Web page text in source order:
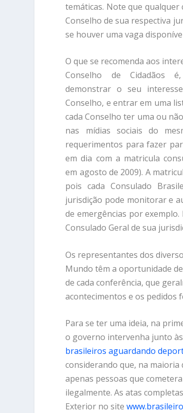
temáticas. Note que
Conselho de sua respectiva
se houver uma vaga
O que se recomenda aos
Conselho de Cidadãos
demonstrar o seu
Conselho, e entrar em uma
cada Conselho ter uma ou
nas mídias sociais do
requerimentos para fazer
em dia com a matricula
em agosto de 2009). A
pois cada Consulado
jurisdição pode monitorar e
de emergências por
Consulado Geral de sua
Os representantes dos
Mundo têm a oportunidade
de cada conferência, que
acontecimentos e os pedidos
Para se ter uma ideia, na
o governo intervenha junto
brasileiros aguardando
considerando que, na
apenas pessoas que
ilegalmente. As atas
Exterior no site